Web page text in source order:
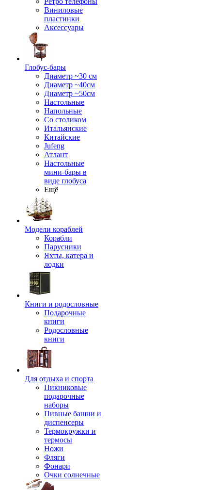
Виниловые
пластинки
Аксессуары
Глобус-бары
Диаметр ~30 см
Диаметр ~40см
Диаметр ~50см
Настольные
Напольные
Со столиком
Итальянские
Китайские
Jufeng
Атлант
Настольные
мини-бары в
виде глобуса
Ещё
Модели кораблей
Корабли
Парусники
Яхты, катера и
лодки
Книги и родословные
Подарочные
книги
Родословные
книги
Для отдыха и спорта
Пикниковые
подарочные
наборы
Пивные башни и
диспенсеры
Термокружки и
термосы
Ножи
Фляги
Фонари
Очки солнечные